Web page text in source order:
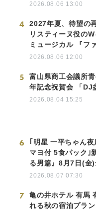
2026.08.06 13:00
4
2027年夏、待望の
リスティーヌ役の
ミュージカル 『フ
2026.08.06 12:00
5
富山県商工会議所
年記念祝賀会 「DJ
2026.08.04 15:25
6
｢明星 一平ちゃん
マヨ付 5食パック｣
る男篇』8月7日(金
2026.08.07 07:30
7
亀の井ホテル 有馬
れる秋の宿泊プラ